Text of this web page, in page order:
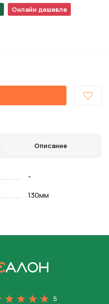
Онлайн дешевле
Описание
-
130мм
5